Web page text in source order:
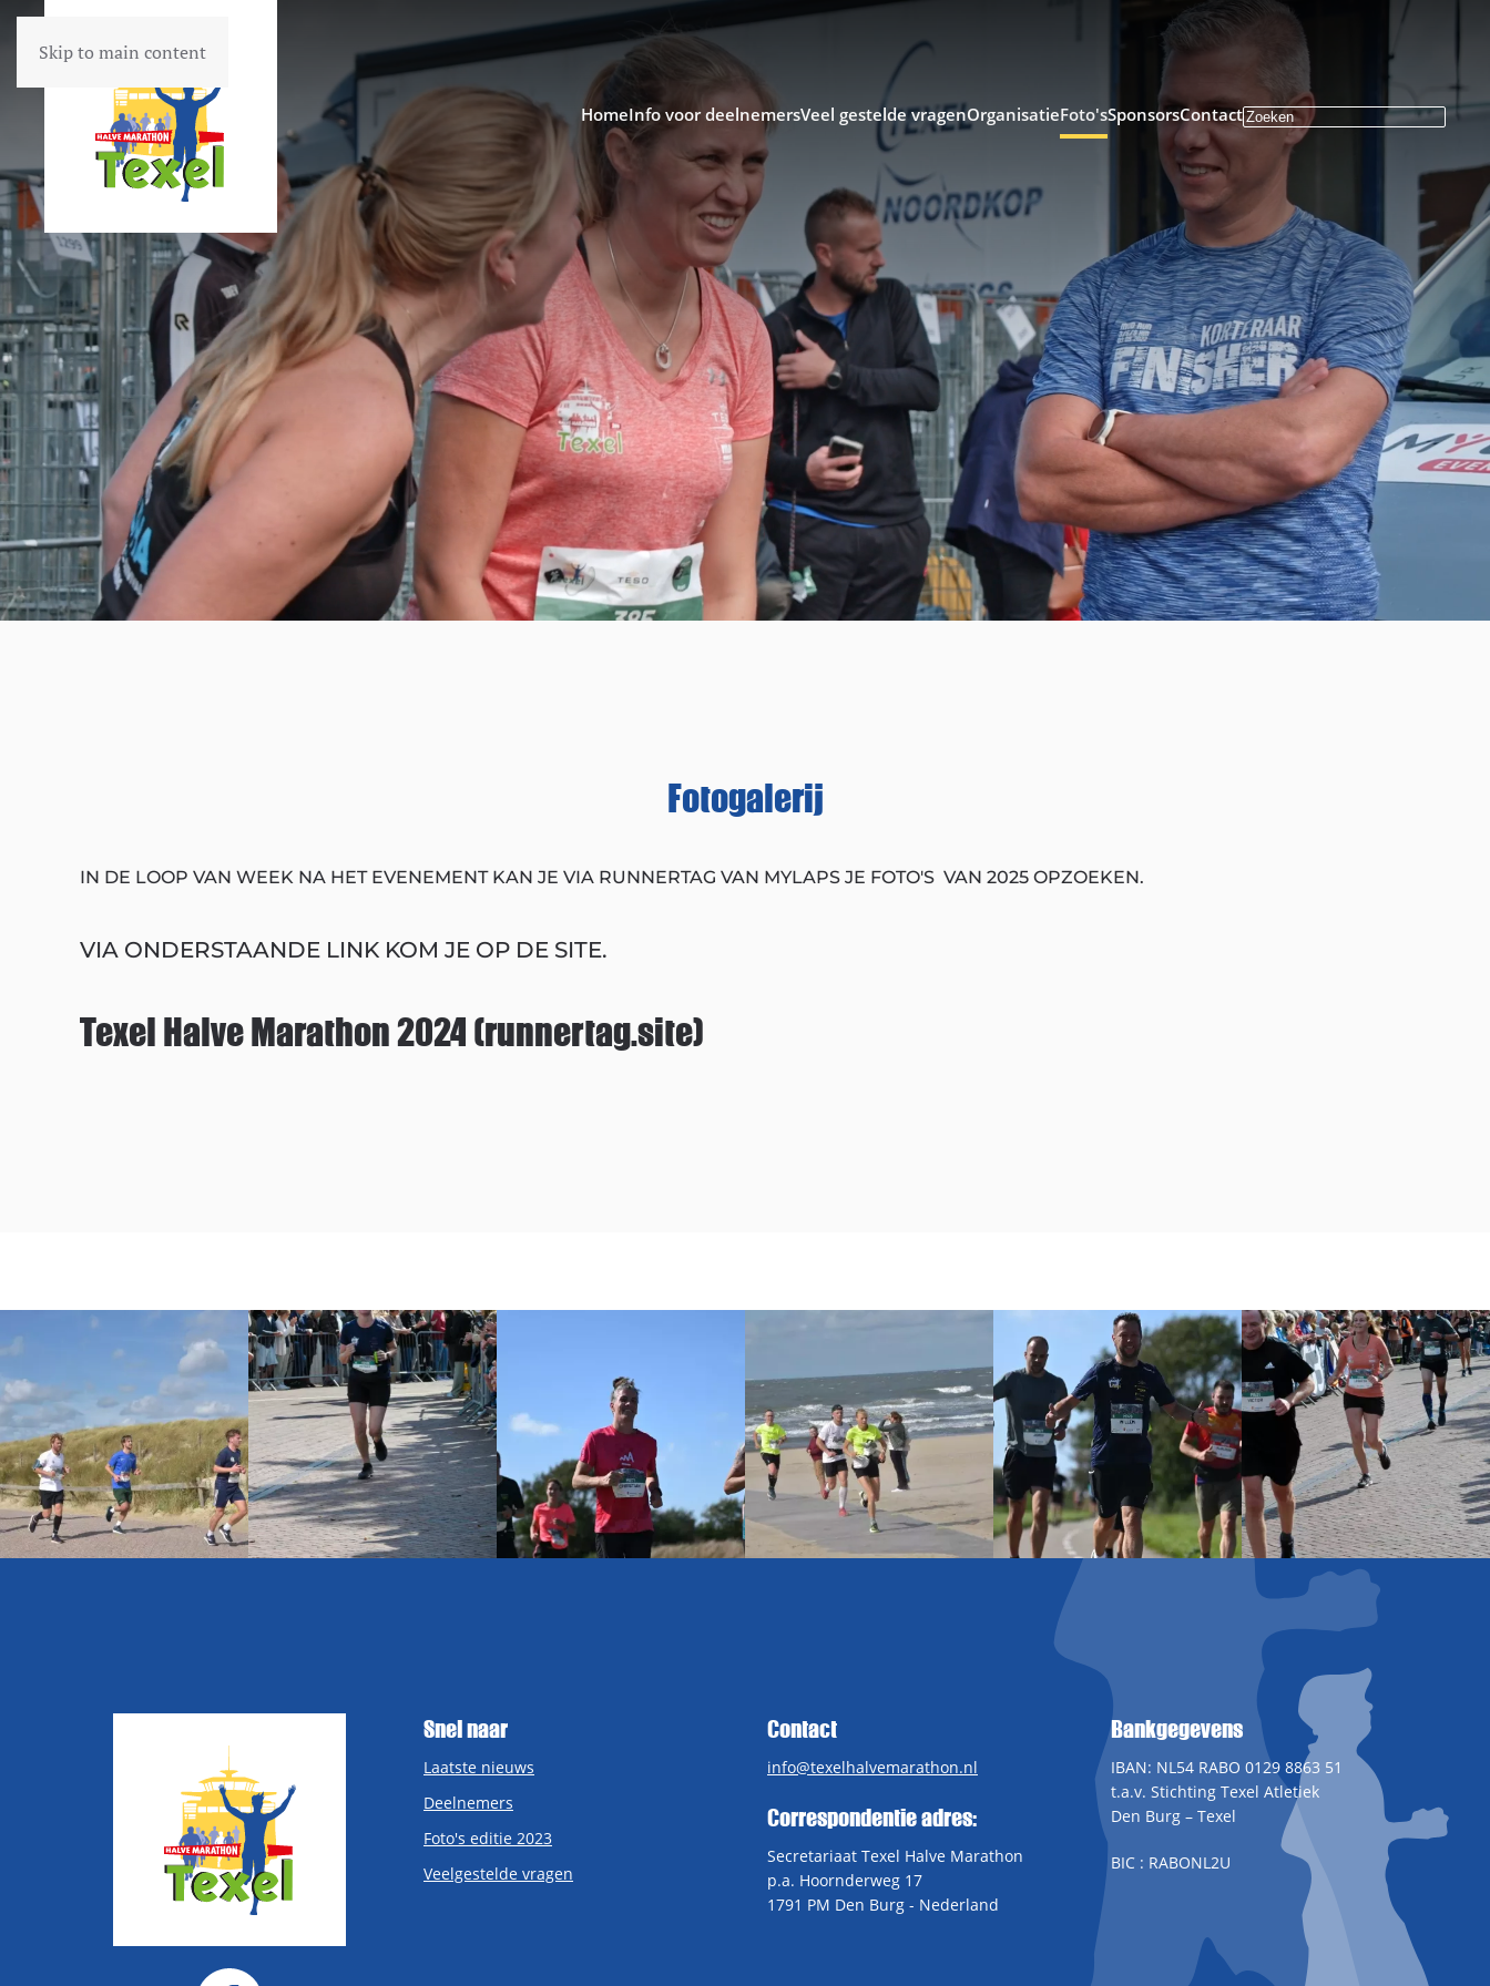
Skip to main content
HomeInfo voor deelnemersVeel gestelde vragenOrganisatieFoto'sSponsorsContact
Fotogalerij
IN DE LOOP VAN WEEK NA HET EVENEMENT KAN JE VIA RUNNERTAG VAN MYLAPS JE FOTO'S VAN 2025 OPZOEKEN.
VIA ONDERSTAANDE LINK KOM JE OP DE SITE.
Texel Halve Marathon 2024 (runnertag.site)
Snel naar
Laatste nieuws
Deelnemers
Foto's editie 2023
Veelgestelde vragen
Contact
info@texelhalvemarathon.nl
Correspondentie adres:
Secretariaat Texel Halve Marathon
p.a. Hoornderweg 17
1791 PM Den Burg - Nederland
Bankgegevens
IBAN: NL54 RABO 0129 8863 51
t.a.v. Stichting Texel Atletiek
Den Burg – Texel
BIC : RABONL2U